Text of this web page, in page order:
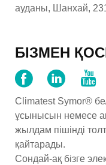
ауданы, Шанхай,
БІЗМЕН
Climatest Symor®
ұсынысын немесе
жылдам пішінді
қайтарады.
Сондай-ақ бізге